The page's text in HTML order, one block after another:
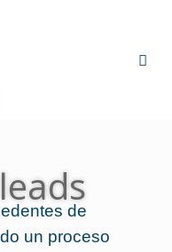
de
un proceso